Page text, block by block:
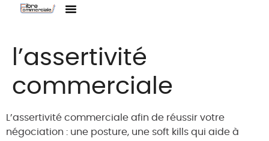
l’assertivité
commerciale
L’assertivité commerciale afin de réussir votre
négociation : une posture, une soft kills qui aide à